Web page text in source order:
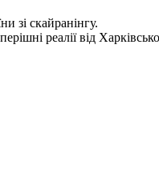
зі скайранінгу.
реалії від